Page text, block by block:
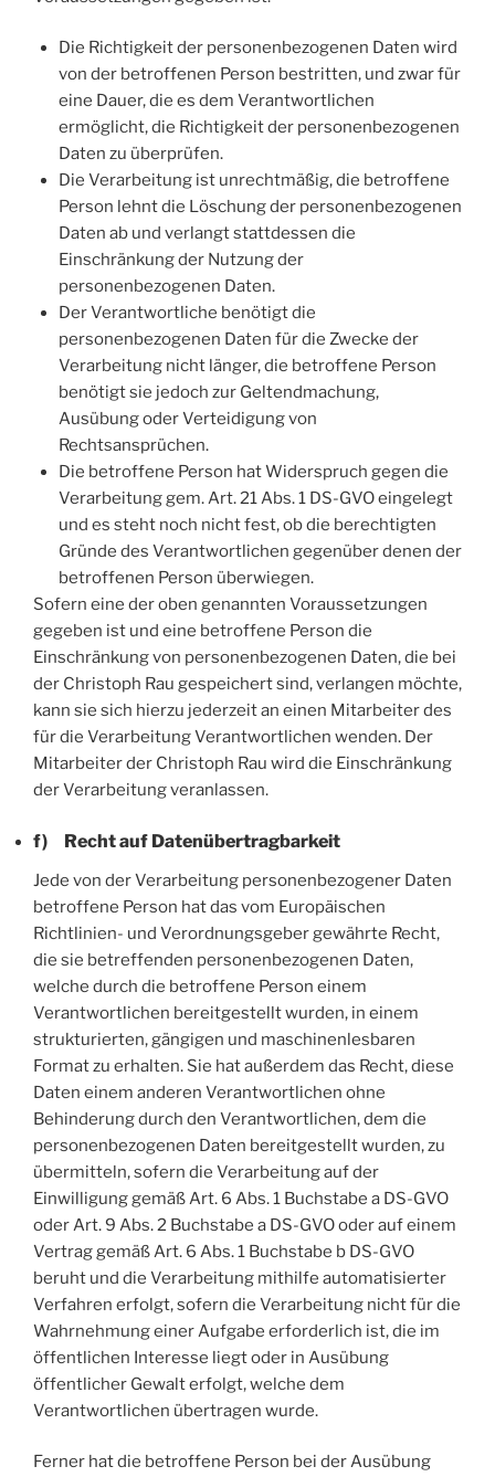
Die Richtigkeit der personenbezogenen Daten wird
von der betroffenen Person bestritten, und zwar für
eine Dauer, die es dem Verantwortlichen
ermöglicht, die Richtigkeit der personenbezogenen
Daten zu überprüfen.
Die Verarbeitung ist unrechtmäßig, die betroffene
Person lehnt die Löschung der personenbezogenen
Daten ab und verlangt stattdessen die
Einschränkung der Nutzung der
personenbezogenen Daten.
Der Verantwortliche benötigt die
personenbezogenen Daten für die Zwecke der
Verarbeitung nicht länger, die betroffene Person
benötigt sie jedoch zur Geltendmachung,
Ausübung oder Verteidigung von
Rechtsansprüchen.
Die betroffene Person hat Widerspruch gegen die
Verarbeitung gem. Art. 21 Abs. 1 DS-GVO eingelegt
und es steht noch nicht fest, ob die berechtigten
Gründe des Verantwortlichen gegenüber denen der
betroffenen Person überwiegen.
Sofern eine der oben genannten Voraussetzungen
gegeben ist und eine betroffene Person die
Einschränkung von personenbezogenen Daten, die bei
der Christoph Rau gespeichert sind, verlangen möchte,
kann sie sich hierzu jederzeit an einen Mitarbeiter des
für die Verarbeitung Verantwortlichen wenden. Der
Mitarbeiter der Christoph Rau wird die Einschränkung
der Verarbeitung veranlassen.
f) Recht auf Datenübertragbarkeit
Jede von der Verarbeitung personenbezogener Daten
betroffene Person hat das vom Europäischen
Richtlinien- und Verordnungsgeber gewährte Recht,
die sie betreffenden personenbezogenen Daten,
welche durch die betroffene Person einem
Verantwortlichen bereitgestellt wurden, in einem
strukturierten, gängigen und maschinenlesbaren
Format zu erhalten. Sie hat außerdem das Recht, diese
Daten einem anderen Verantwortlichen ohne
Behinderung durch den Verantwortlichen, dem die
personenbezogenen Daten bereitgestellt wurden, zu
übermitteln, sofern die Verarbeitung auf der
Einwilligung gemäß Art. 6 Abs. 1 Buchstabe a DS-GVO
oder Art. 9 Abs. 2 Buchstabe a DS-GVO oder auf einem
Vertrag gemäß Art. 6 Abs. 1 Buchstabe b DS-GVO
beruht und die Verarbeitung mithilfe automatisierter
Verfahren erfolgt, sofern die Verarbeitung nicht für die
Wahrnehmung einer Aufgabe erforderlich ist, die im
öffentlichen Interesse liegt oder in Ausübung
öffentlicher Gewalt erfolgt, welche dem
Verantwortlichen übertragen wurde.
Ferner hat die betroffene Person bei der Ausübung